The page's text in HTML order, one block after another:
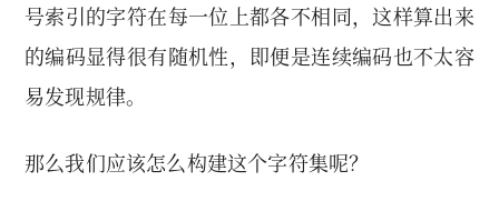
号索引的字符在每一位上都各不相同，这样算出来
的编码显得很有随机性，即便是连续编码也不太容
易发现规律。
那么我们应该怎么构建这个字符集呢？